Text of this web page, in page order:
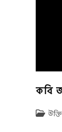
কবি
Postউক্তি